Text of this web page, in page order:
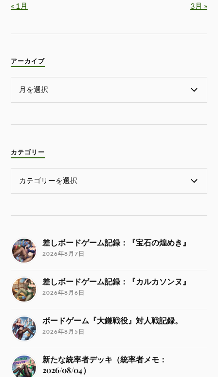
« 1月 3月 »
アーカイブ
カテゴリー
差しボードゲーム記録：『宝石の煌めき』
2026年8月7日
差しボードゲーム記録：『カルカソンヌ』
2026年8月6日
ボードゲーム『大鎌戦役』対人戦記録。
2026年8月5日
新たな統率者デッキ（統率者メモ：
2026/08/04）